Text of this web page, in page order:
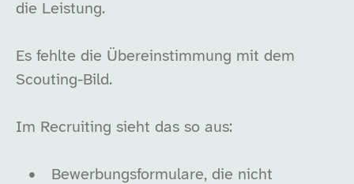
die Leistung.
Es fehlte die Übereinstimmung mit dem
Scouting-Bild.
Im Recruiting sieht das so aus:
•
Bewerbungsformulare, die nicht